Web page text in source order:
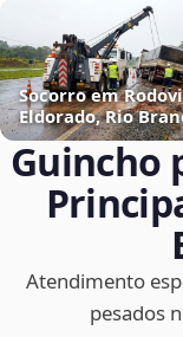
Socorro em
Eldorado, Rio
Guincho
Atendimento
pesados